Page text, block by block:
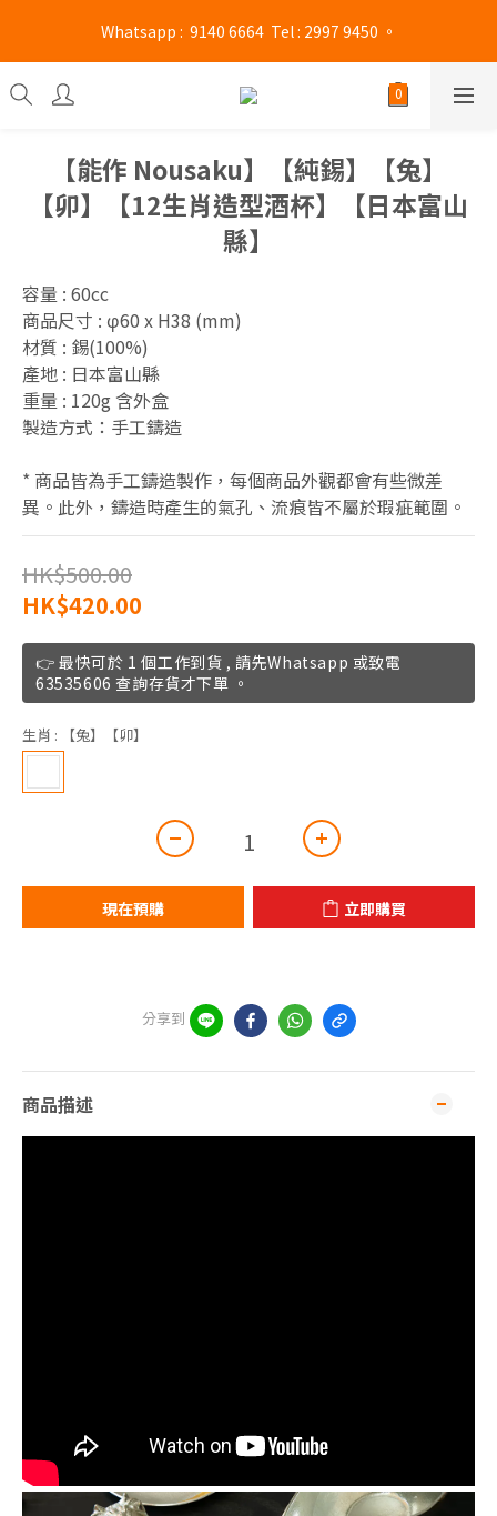
旺角門市營業時間 : (星期一至六 13:00 - 21:00 / 星期日及公眾假期
13:00 - 19:00)
Whatsapp :  9140 6664  Tel : 2997 9450 。
旺角門市營業時間 : (星期一至六 13:00 - 21:00 / 星期日及公眾假期
13:00 - 19:00)
【能作 Nousaku】【純錫】【兔】
【卯】【12生肖造型酒杯】【日本富山
縣】
容量 : 60cc
商品尺寸 : φ60 x H38 (mm)
材質 : 錫(100%)
產地 : 日本富山縣
重量 : 120g 含外盒
製造方式：手工鑄造
* 商品皆為手工鑄造製作，每個商品外觀都會有些微差
異。此外，鑄造時產生的氣孔、流痕皆不屬於瑕疵範圍。
HK$500.00
HK$420.00
👉 最快可於 1 個工作到貨 , 請先Whatsapp 或致電
63535606 查詢存貨才下單 。
生肖 : 【兔】【卯】
現在預購 立即購買
分享到
商品描述